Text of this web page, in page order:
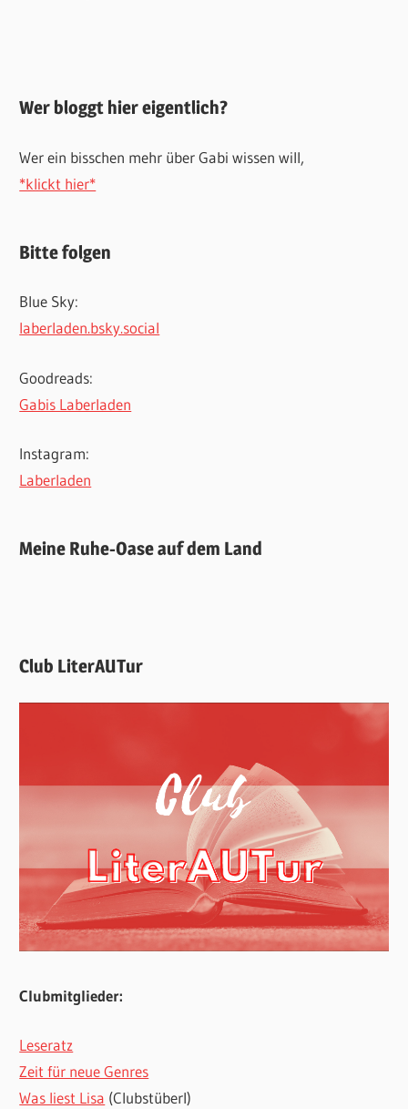
Wer bloggt hier eigentlich?
Wer ein bisschen mehr über Gabi wissen will,
*klickt hier*
Bitte folgen
Blue Sky:
laberladen.bsky.social
Goodreads:
Gabis Laberladen
Instagram:
Laberladen
Meine Ruhe-Oase auf dem Land
Club LiterAUTur
Clubmitglieder:
Leseratz
Zeit für neue Genres
Was liest Lisa (Clubstüberl)